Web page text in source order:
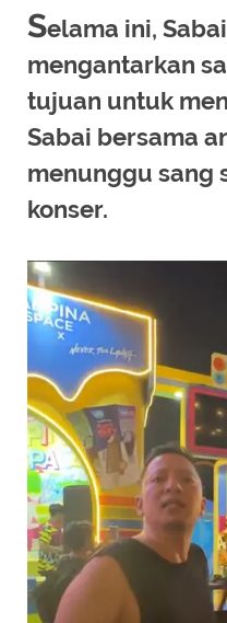
Selama ini,
mengantarkan
tujuan untuk
Sabai bersama
menunggu sang
konser.